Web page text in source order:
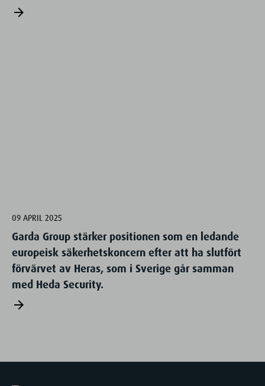
arrow_forward
09 APRIL 2025
Garda Group stärker positionen som en ledande
europeisk säkerhetskoncern efter att ha slutfört
förvärvet av Heras, som i Sverige går samman
med Heda Security.
arrow_forward